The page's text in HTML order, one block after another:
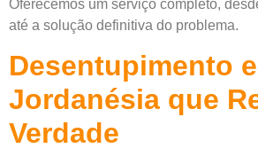
Oferecemos um serviço completo,
até a solução definitiva do problema.
Desentupimento
Jordanésia que
Verdade